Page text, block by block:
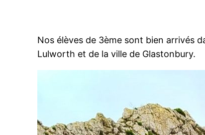
Nos élèves de 3ème sont bien arrivés
Lulworth et de la ville de Glastonbury.